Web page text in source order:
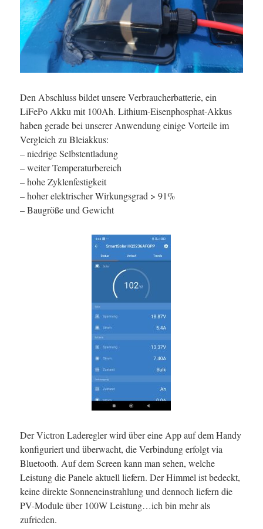
Den Abschluss bildet unsere Verbraucherbatterie, ein
LiFePo Akku mit 100Ah. Lithium-Eisenphosphat-Akkus
haben gerade bei unserer Anwendung einige Vorteile im
Vergleich zu Bleiakkus:
– niedrige Selbstentladung
– weiter Temperaturbereich
– hohe Zyklenfestigkeit
– hoher elektrischer Wirkungsgrad > 91%
– Baugröße und Gewicht
Der Victron Laderegler wird über eine App auf dem Handy
konfiguriert und überwacht, die Verbindung erfolgt via
Bluetooth. Auf dem Screen kann man sehen, welche
Leistung die Panele aktuell liefern. Der Himmel ist bedeckt,
keine direkte Sonneneinstrahlung und dennoch liefern die
PV-Module über 100W Leistung…ich bin mehr als
zufrieden.